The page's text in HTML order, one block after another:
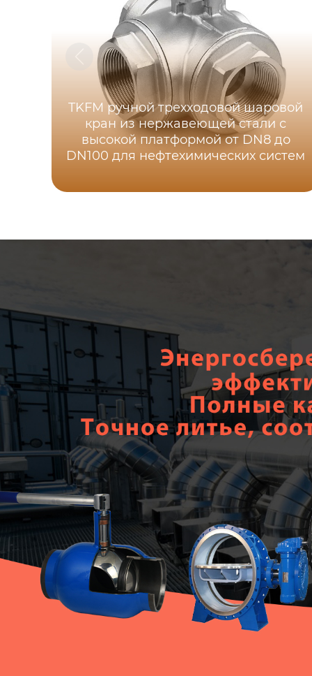
TKFM ручной трехходовой шаровой
кран из нержавеющей стали с
высокой платформой от DN8 до
DN100 для нефтехимических систем